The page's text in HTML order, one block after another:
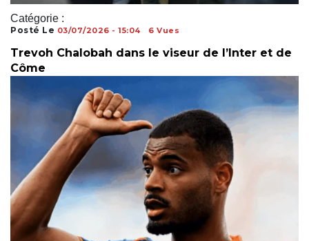
Catégorie :
Posté Le 03/07/2026 - 15:04 6 Vues
Trevoh Chalobah dans le viseur de l’Inter et de
Côme